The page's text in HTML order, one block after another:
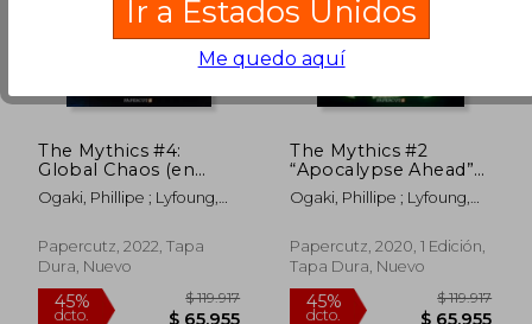
45%
dcto. $ 65.955
45%
dcto.
The Mythics #4:
Global Chaos (en
Inglés)
Ogaki, Phillipe ; Lyfoung,
Papercutz, 2022, Tapa
Dura, Nuevo
The Mythics #2
“Apocalypse Ahead”
hc: Apocolypse
Ahead (en Inglés)
Ogaki, Phillipe ; Lyfoung,
Papercutz, 2020, 1 Edición,
Tapa Dura, Nuevo
Ir a Estados Unidos
Me quedo aquí